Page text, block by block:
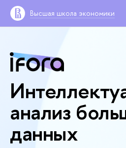
Высшая школа экономики
анализ
данных